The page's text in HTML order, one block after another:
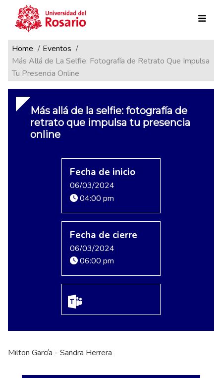
Pasar al contenido principal
Ruta de navegación
Home
Eventos
Más Allá de La Selfie: Fotografía de Retrato Que Impulsa
Tu Presencia Online
Más allá de la selfie: fotografía de
retrato que impulsa tu presencia
online
Fecha de inicio
06/03/2024
04:00 pm
Fecha de cierre
06/03/2024
06:00 pm
Milton García - Sandra Herrera